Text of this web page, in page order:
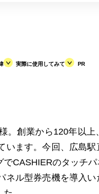
実際に使用してみて PR
。創業から120年以上
います。今回、広島
CASHIERのタッチ
ル型券売機を導入い